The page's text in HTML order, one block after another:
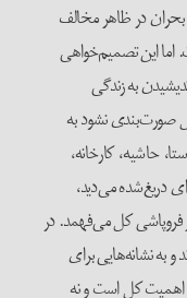
بحران در ظاهر مخالف
اما این تصمیم‌خواهی
به زندگی
صورت‌بندی نشود به
حاشیه، کارخانه،
دریغ‌شده می‌دید،
فروپاشی کل می‌فهمد. در
به نشانه‌هایی برای
اهمیت کل است و نه